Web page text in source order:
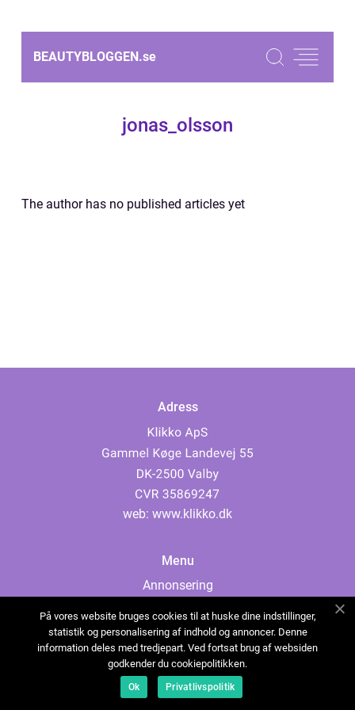
BEAUTYBLOGGEN.se
jonas_olsson
The author has no published articles yet
Adress
web: www.klikko.dk
Menu
Annonsering
Cookies
Kontakta oss
Sitemap
På vores website bruges cookies til at huske dine indstillinger,
statistik og personalisering af indhold og annoncer. Denne
information deles med tredjepart. Ved fortsat brug af websiden
godkender du cookiepolitikken.
Ok Privatlivspolitik